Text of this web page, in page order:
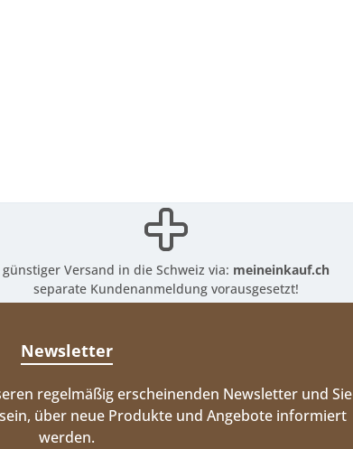
günstiger Versand in die Schweiz via: meineinkauf.ch
separate Kundenanmeldung vorausgesetzt!
Newsletter
regelmäßig erscheinenden Newsletter und Sie
über neue Produkte und Angebote informiert
werden.